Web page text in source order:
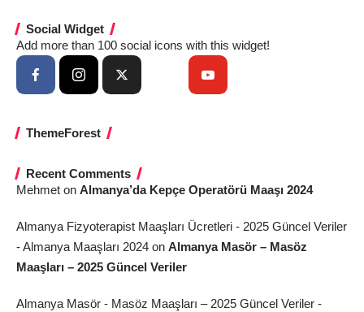
Social Widget
Add more than 100 social icons with this widget!
ThemeForest
Recent Comments
Mehmet on Almanya’da Kepçe Operatörü Maaşı 2024
Almanya Fizyoterapist Maaşları Ücretleri - 2025 Güncel Veriler
- Almanya Maaşları 2024 on Almanya Masör – Masöz
Maaşları – 2025 Güncel Veriler
Almanya Masör - Masöz Maaşları – 2025 Güncel Veriler -